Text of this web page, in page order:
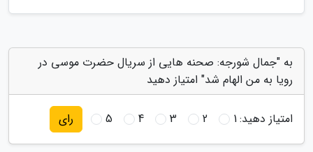
به "جمال شورجه: صحنه هایی از سریال حضرت موسی در
رویا به من الهام شد" امتیاز دهید
امتیاز دهید:1
2
3
4
5 رای